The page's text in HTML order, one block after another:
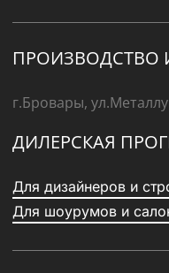
ПРОИЗВОДСТВО
г.Бровары,
ДИЛЕРСКАЯ
Для дизайнеров и
Для шоурумов и